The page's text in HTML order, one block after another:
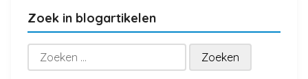
Zoek in blogartikelen
Zoeken
naar: